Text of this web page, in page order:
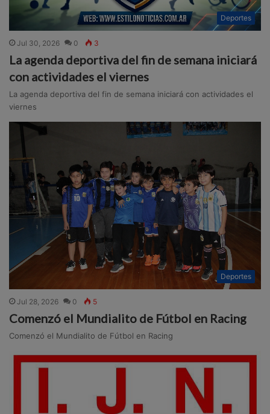
Deportes
Jul 30, 2026 0 3
La agenda deportiva del fin de semana iniciará
con actividades el viernes
La agenda deportiva del fin de semana iniciará con actividades el
viernes
Deportes
Jul 28, 2026 0 5
Comenzó el Mundialito de Fútbol en Racing
Comenzó el Mundialito de Fútbol en Racing